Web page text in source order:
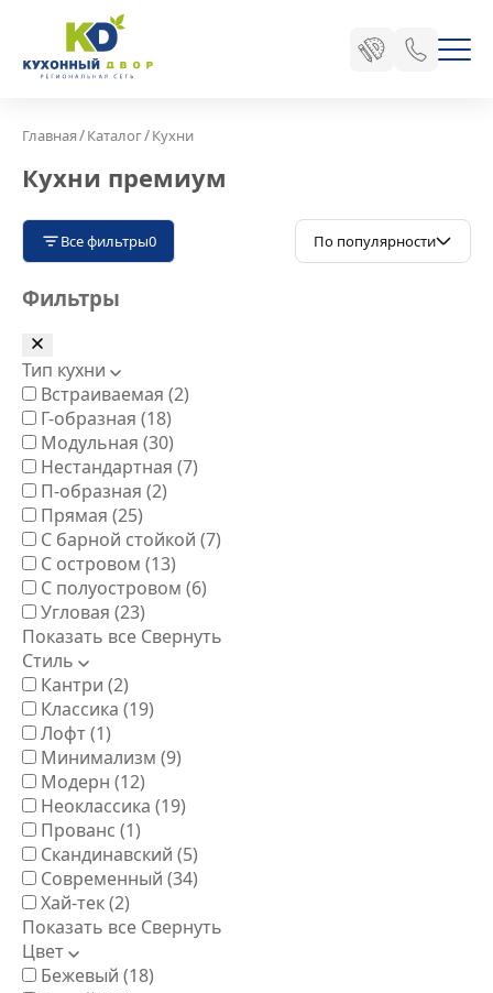
Главная/Каталог/Кухни
Кухни премиум
Все фильтры0
Фильтры
Тип кухни
Встраиваемая (2)
Г-образная (18)
Модульная (30)
Нестандартная (7)
П-образная (2)
Прямая (25)
С барной стойкой (7)
С островом (13)
С полуостровом (6)
Угловая (23)
Показать все Свернуть
Стиль
Кантри (2)
Классика (19)
Лофт(1)
Минимализм (9)
Модерн (12)
Неоклассика (19)
Прованс (1)
Скандинавский (5)
Современный (34)
Хай-тек(2)
Показать все Свернуть
Цвет
Бежевый (18)
По популярности